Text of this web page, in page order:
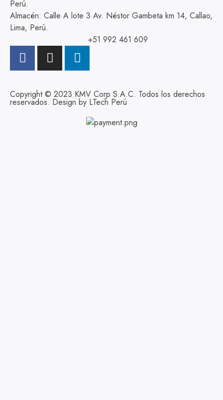
Perú.
Almacén: Calle A lote 3 Av. Néstor Gambeta km 14, Callao,
Lima, Perú.
+51 992 461 609
Copyright © 2023 KMV Corp S.A.C. Todos los derechos
reservados. Design by LTech Perú